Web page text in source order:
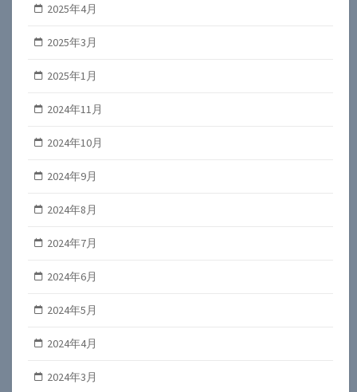
2025年4月
2025年3月
2025年1月
2024年11月
2024年10月
2024年9月
2024年8月
2024年7月
2024年6月
2024年5月
2024年4月
2024年3月